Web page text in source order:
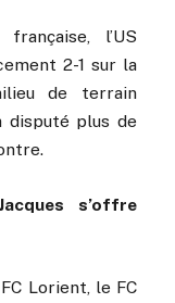
l’US
2-1 sur la
de terrain
disputé plus de
s’offre
Lorient, le FC